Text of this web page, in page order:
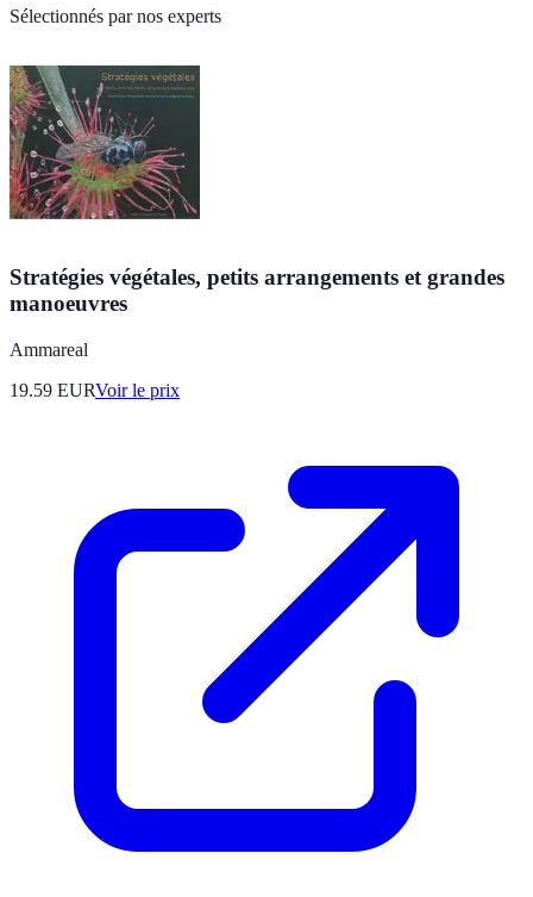
Sélectionnés par nos experts
Stratégies végétales, petits arrangements et grandes
manoeuvres
Ammareal
19.59 EURVoir le prix